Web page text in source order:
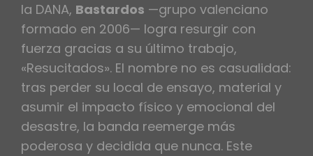
la DANA, Bastardos —grupo valenciano
formado en 2006— logra resurgir con
fuerza gracias a su último trabajo,
«Resucitados». El nombre no es casualidad:
tras perder su local de ensayo, material y
asumir el impacto físico y emocional del
desastre, la banda reemerge más
poderosa y decidida que nunca. Este